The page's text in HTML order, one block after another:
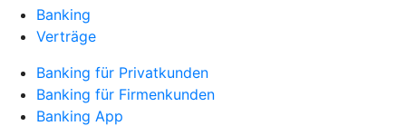
Banking
Verträge
Banking für Privatkunden
Banking für Firmenkunden
Banking App